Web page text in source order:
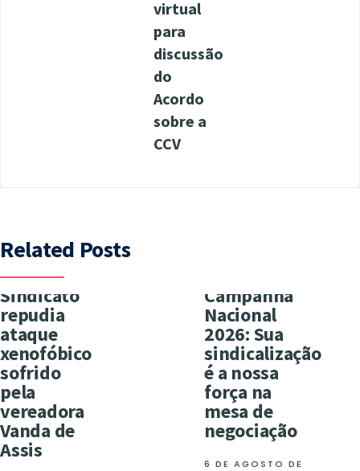
virtual
para
discussão
do
Acordo
sobre a
CCV
Related Posts
Sindicato
repudia
ataque
xenofóbico
sofrido
pela
vereadora
Vanda de
Assis
Campanha
Nacional
2026: Sua
sindicalização
é a nossa
força na
mesa de
negociação
6 DE AGOSTO DE